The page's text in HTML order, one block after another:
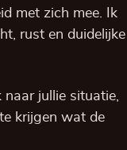
met zich mee. Ik
rust en duidelijke
naar jullie situatie,
krijgen wat de